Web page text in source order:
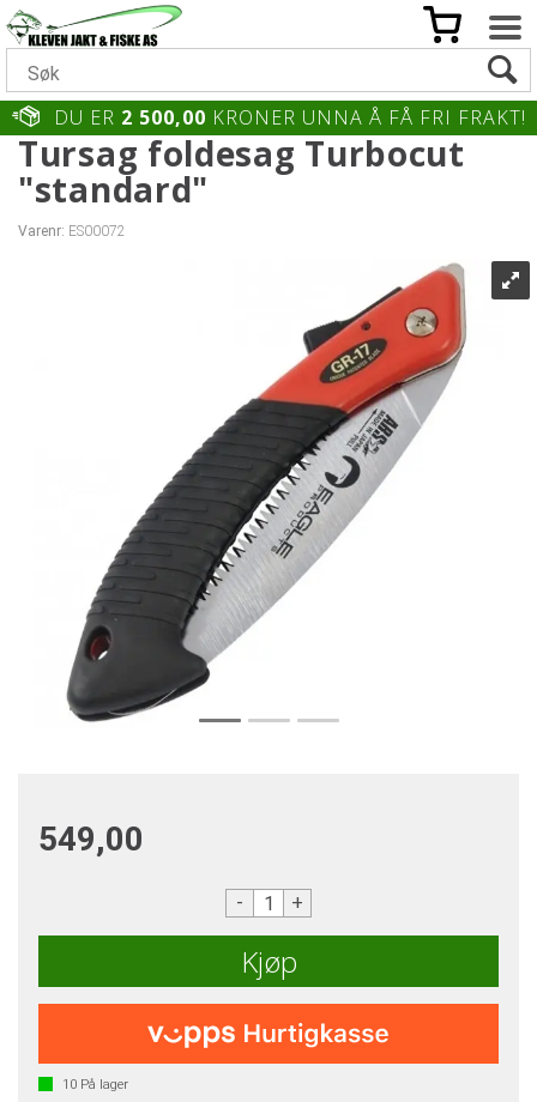
DU ER 2 500,00 KRONER UNNA Å FÅ FRI FRAKT!
Tursag foldesag Turbocut
"standard"
Varenr: ES00072
549,00
- +
Kjøp
10På lager